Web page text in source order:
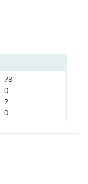
78
0
2
0